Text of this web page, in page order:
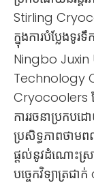
Stirling
ក្នុងការបំប្លែង
Ningbo
Technology
Cryocoolers
ការរចនាប្រកបដ
ប្រសិទ្ធភាពថាម
ផ្តល់នូវដំណោះស្រ
បច្ចេកវិទ្យាត្រ